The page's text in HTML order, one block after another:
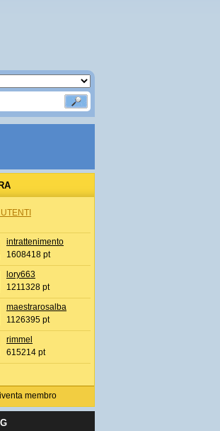
intrattenimento
1608418 pt
lory663
1211328 pt
maestrarosalba
1126395 pt
rimmel
615214 pt
membro